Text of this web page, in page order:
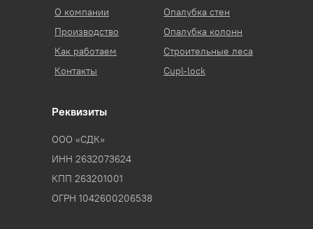
О компании
Производство
Как работаем
Контакты
Опалубка стен
Опалубка колонн
Строительные леса
Cupl-lock
ООО «СДК»
ИНН 2632073624
КПП 263201001
ОГРН 1042600206538
Реквизиты